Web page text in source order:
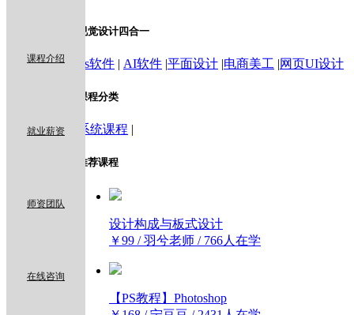
课程介绍
就业薪资
师资团队
在线咨询
视觉设计四合一
Ps软件 | AI软件 |平面设计 |电商美工 |网页UI设计
课程分类
系统课程 |
推荐课程
设计构成与板式设计
￥99 / 羽兮老师 / 766人在学
【PS教程】Photoshop